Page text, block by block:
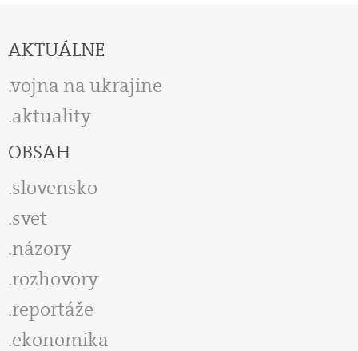
AKTUÁLNE
vojna na ukrajine
aktuality
OBSAH
slovensko
svet
názory
rozhovory
reportáže
ekonomika